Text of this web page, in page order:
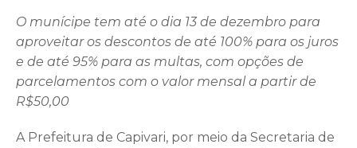
O munícipe tem até o dia 13 de dezembro para
aproveitar os descontos de até 100% para os juros
e de até 95% para as multas, com opções de
parcelamentos com o valor mensal a partir de
R$50,00
A Prefeitura de Capivari, por meio da Secretaria de